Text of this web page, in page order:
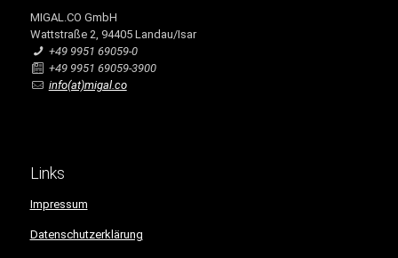
MIGAL.CO GmbH
Wattstraße 2, 94405 Landau/Isar
+49 9951 69059-0
+49 9951 69059-3900
info(at)migal.co
Links
Impressum
Datenschutzerklärung